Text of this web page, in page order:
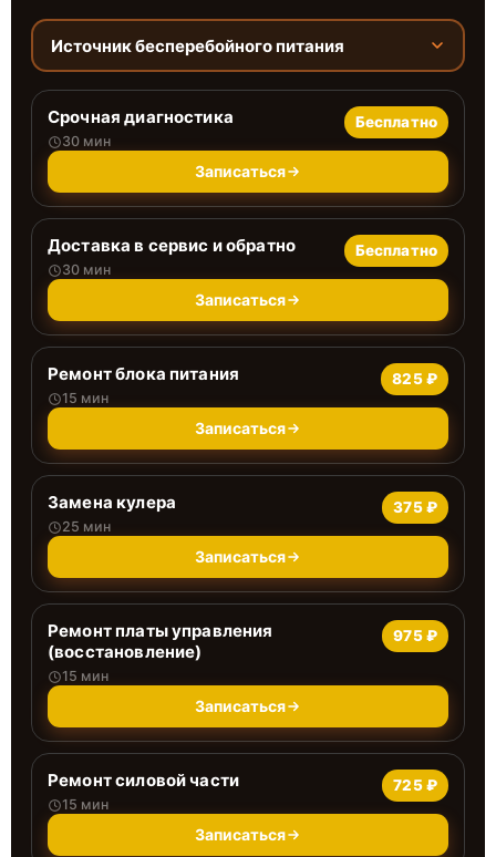
Источник бесперебойного питания
Срочная диагностика
30 мин
Бесплатно
Записаться
Доставка в сервис и обратно
30 мин
Бесплатно
Записаться
Ремонт блока питания
15 мин
825 ₽
Записаться
Замена кулера
25 мин
375 ₽
Записаться
Ремонт платы управления
(восстановление)
15 мин
975 ₽
Записаться
Ремонт силовой части
15 мин
725 ₽
Записаться